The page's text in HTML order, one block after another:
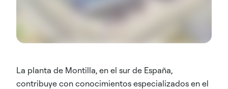
La planta de Montilla, en el sur de España,
contribuye con conocimientos especializados en el